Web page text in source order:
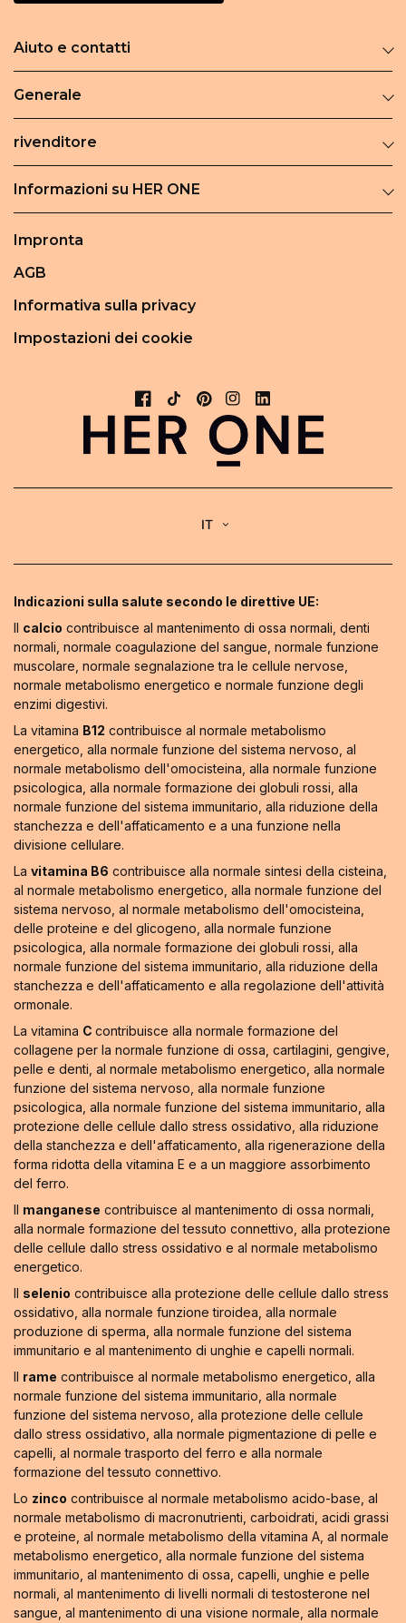
Aiuto e contatti
Generale
rivenditore
Informazioni su HER ONE
Impronta
AGB
Informativa sulla privacy
Impostazioni dei cookie
IT
Indicazioni sulla salute secondo le direttive UE:
calcio contribuisce al mantenimento di ossa normali, denti
normali, normale coagulazione del sangue, normale funzione
muscolare, normale segnalazione tra le cellule nervose,
normale metabolismo energetico e normale funzione degli
enzimi digestivi.
La vitamina B12 contribuisce al normale metabolismo
energetico, alla normale funzione del sistema nervoso, al
normale metabolismo dell'omocisteina, alla normale funzione
psicologica, alla normale formazione dei globuli rossi, alla
normale funzione del sistema immunitario, alla riduzione della
stanchezza e dell'affaticamento e a una funzione nella
divisione cellulare.
La vitamina B6 contribuisce alla normale sintesi della cisteina,
al normale metabolismo energetico, alla normale funzione del
sistema nervoso, al normale metabolismo dell'omocisteina,
delle proteine e del glicogeno, alla normale funzione
psicologica, alla normale formazione dei globuli rossi, alla
normale funzione del sistema immunitario, alla riduzione della
stanchezza e dell'affaticamento e alla regolazione dell'attività
ormonale.
La vitamina C contribuisce alla normale formazione del
collagene per la normale funzione di ossa, cartilagini, gengive,
pelle e denti, al normale metabolismo energetico, alla normale
funzione del sistema nervoso, alla normale funzione
psicologica, alla normale funzione del sistema immunitario, alla
protezione delle cellule dallo stress ossidativo, alla riduzione
della stanchezza e dell'affaticamento, alla rigenerazione della
forma ridotta della vitamina E e a un maggiore assorbimento
del ferro.
manganese contribuisce al mantenimento di ossa normali,
alla normale formazione del tessuto connettivo, alla protezione
delle cellule dallo stress ossidativo e al normale metabolismo
energetico.
selenio contribuisce alla protezione delle cellule dallo stress
ossidativo, alla normale funzione tiroidea, alla normale
produzione di sperma, alla normale funzione del sistema
immunitario e al mantenimento di unghie e capelli normali.
rame contribuisce al normale metabolismo energetico, alla
normale funzione del sistema immunitario, alla normale
funzione del sistema nervoso, alla protezione delle cellule
dallo stress ossidativo, alla normale pigmentazione di pelle e
capelli, al normale trasporto del ferro e alla normale
formazione del tessuto connettivo.
Lo zinco contribuisce al normale metabolismo acido-base, al
normale metabolismo di macronutrienti, carboidrati, acidi grassi
e proteine, al normale metabolismo della vitamina A, al normale
metabolismo energetico, alla normale funzione del sistema
immunitario, al mantenimento di ossa, capelli, unghie e pelle
normali, al mantenimento di livelli normali di testosterone nel
sangue, al mantenimento di una visione normale, alla normale